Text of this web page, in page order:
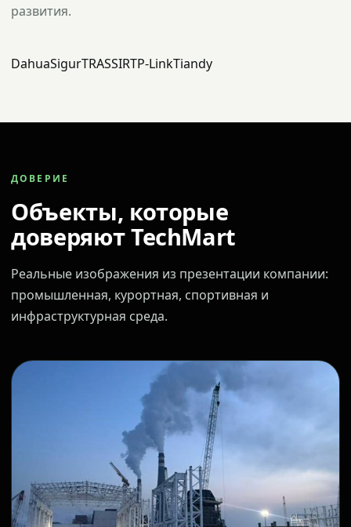
развития.
DahuaSigurTRASSIRTP-LinkTiandy
ДОВЕРИЕ
Объекты, которые
доверяют TechMart
Реальные изображения из презентации компании:
промышленная, курортная, спортивная и
инфраструктурная среда.